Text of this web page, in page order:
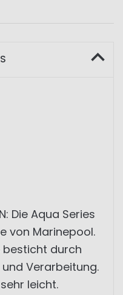
Die Aqua Series
von Marinepool.
besticht durch
Verarbeitung.
leicht.